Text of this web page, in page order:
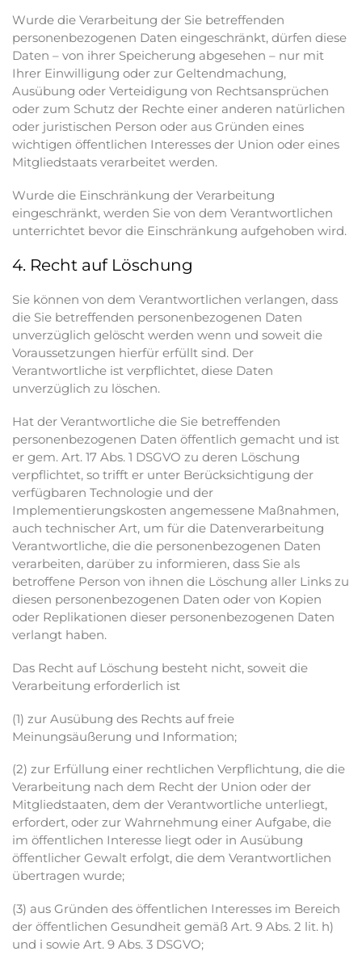
Wurde die Verarbeitung der Sie betreffenden
personenbezogenen Daten eingeschränkt, dürfen diese
Daten – von ihrer Speicherung abgesehen – nur mit
Ihrer Einwilligung oder zur Geltendmachung,
Ausübung oder Verteidigung von Rechtsansprüchen
oder zum Schutz der Rechte einer anderen natürlichen
oder juristischen Person oder aus Gründen eines
wichtigen öffentlichen Interesses der Union oder eines
Mitgliedstaats verarbeitet werden.
Wurde die Einschränkung der Verarbeitung
eingeschränkt, werden Sie von dem Verantwortlichen
unterrichtet bevor die Einschränkung aufgehoben wird.
4. Recht auf Löschung
Sie können von dem Verantwortlichen verlangen, dass
die Sie betreffenden personenbezogenen Daten
unverzüglich gelöscht werden wenn und soweit die
Voraussetzungen hierfür erfüllt sind. Der
Verantwortliche ist verpflichtet, diese Daten
unverzüglich zu löschen.
Hat der Verantwortliche die Sie betreffenden
personenbezogenen Daten öffentlich gemacht und ist
er gem. Art. 17 Abs. 1 DSGVO zu deren Löschung
verpflichtet, so trifft er unter Berücksichtigung der
verfügbaren Technologie und der
Implementierungskosten angemessene Maßnahmen,
auch technischer Art, um für die Datenverarbeitung
Verantwortliche, die die personenbezogenen Daten
verarbeiten, darüber zu informieren, dass Sie als
betroffene Person von ihnen die Löschung aller Links zu
diesen personenbezogenen Daten oder von Kopien
oder Replikationen dieser personenbezogenen Daten
verlangt haben.
Das Recht auf Löschung besteht nicht, soweit die
Verarbeitung erforderlich ist
(1) zur Ausübung des Rechts auf freie
Meinungsäußerung und Information;
(2) zur Erfüllung einer rechtlichen Verpflichtung, die die
Verarbeitung nach dem Recht der Union oder der
Mitgliedstaaten, dem der Verantwortliche unterliegt,
erfordert, oder zur Wahrnehmung einer Aufgabe, die
im öffentlichen Interesse liegt oder in Ausübung
öffentlicher Gewalt erfolgt, die dem Verantwortlichen
übertragen wurde;
(3) aus Gründen des öffentlichen Interesses im Bereich
der öffentlichen Gesundheit gemäß Art. 9 Abs. 2 lit. h)
und i sowie Art. 9 Abs. 3 DSGVO;